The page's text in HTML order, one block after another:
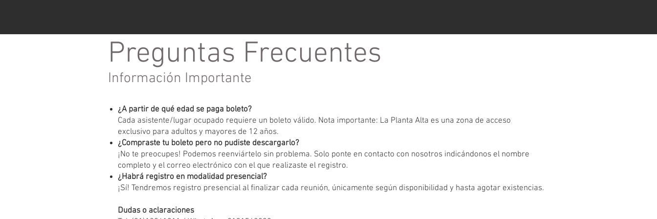
Preguntas Frecuentes
Información Importante
¿A partir de qué edad se paga boleto?
Cada asistente/lugar ocupado requiere un boleto válido. Nota importante: La Planta Alta es una zona de acceso
exclusivo para adultos y mayores de 12 años.
¿Compraste tu boleto pero no pudiste descargarlo?
¡No te preocupes! Podemos reenviártelo sin problema. Solo ponte en contacto con nosotros indicándonos el nombre
completo y el correo electrónico con el que realizaste el registro.
¿Habrá registro en modalidad presencial?
¡Sí! Tendremos registro presencial al finalizar cada reunión, únicamente según disponibilidad y hasta agotar existencias.
Dudas o aclaraciones